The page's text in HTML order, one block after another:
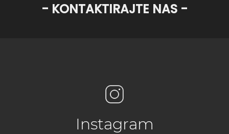
- KONTAKTIRAJTE NAS -
Instagram